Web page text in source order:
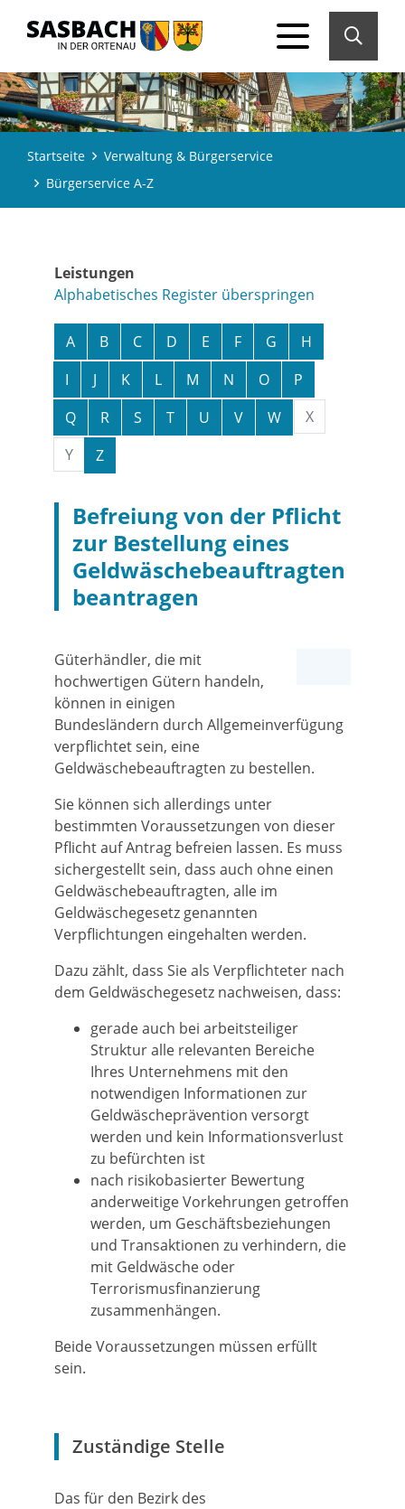
Startseite
Verwaltung & Bürgerservice
Bürgerservice A-Z
Leistungen
Alphabetisches Register überspringen
A B C D E F G
H
I
J K L M N O
P
Q
R S T U V W
X
Y
Z
Befreiung von der Pflicht
zur Bestellung eines
Geldwäschebeauftragten
beantragen
Güterhändler, die mit
hochwertigen Gütern handeln,
können in einigen
Bundesländern durch Allgemeinverfügung
verpflichtet sein, eine
Geldwäschebeauftragten zu bestellen.
Sie können sich allerdings unter
bestimmten Voraussetzungen von dieser
Pflicht auf Antrag befreien lassen. Es muss
sichergestellt sein, dass auch ohne einen
Geldwäschebeauftragten, alle im
Geldwäschegesetz genannten
Verpflichtungen eingehalten werden.
Dazu zählt, dass Sie als Verpflichteter nach
dem Geldwäschegesetz nachweisen, dass:
gerade auch bei arbeitsteiliger
Struktur alle relevanten Bereiche
Ihres Unternehmens mit den
notwendigen Informationen zur
Geldwäscheprävention versorgt
werden und kein Informationsverlust
zu befürchten ist
nach risikobasierter Bewertung
anderweitige Vorkehrungen getroffen
werden, um Geschäftsbeziehungen
und Transaktionen zu verhindern, die
mit Geldwäsche oder
Terrorismusfinanzierung
zusammenhängen.
Beide Voraussetzungen müssen erfüllt
sein.
Zuständige Stelle
Das für den Bezirk des